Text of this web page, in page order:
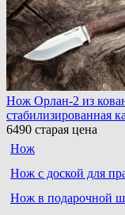
Нож Орлан-2 из
стабилизированная
6490 старая цена
Нож
Нож с доской для
Нож в подарочной